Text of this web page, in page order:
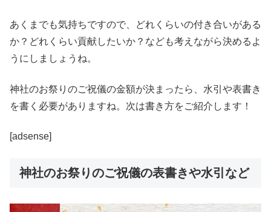
あくまでも気持ちですので、どれくらいの付き合いがある
か？どれくらい貢献したいか？なども考えながら決めるよ
うにしましょうね。
神社のお祭りのご祝儀の金額が決まったら、水引や表書き
を書く必要がありますね。次は書き方をご紹介します！
[adsense]
神社のお祭りのご祝儀の表書きや水引など